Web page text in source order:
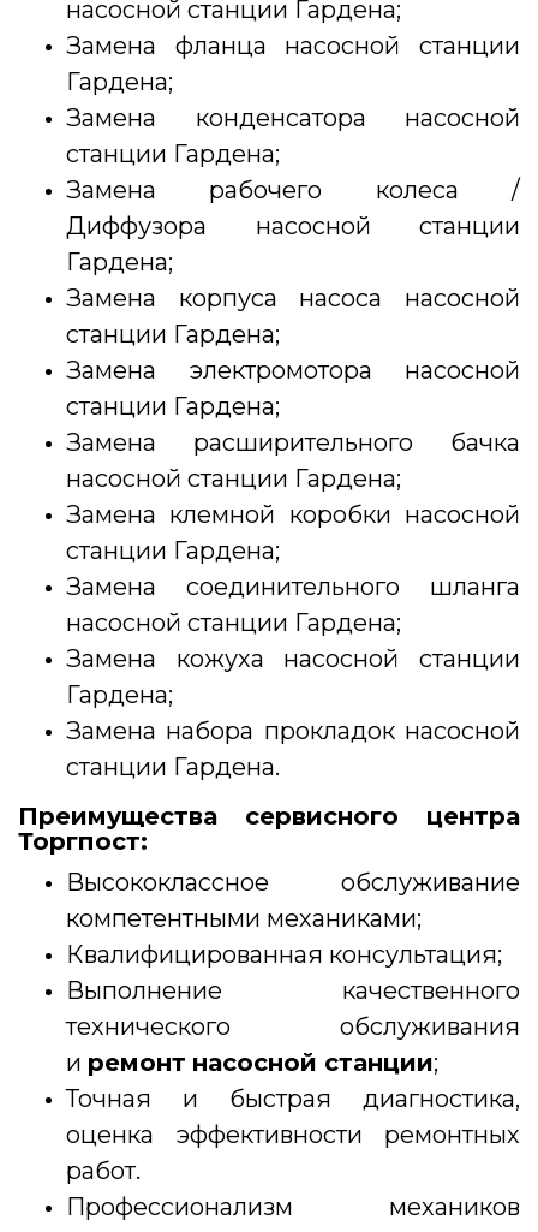
насосной станции Гардена;
Замена фланца насосной станции
Гардена;
Замена конденсатора насосной
станции Гардена;
Замена рабочего колеса /
Диффузора насосной станции
Гардена;
Замена корпуса насоса насосной
станции Гардена;
Замена электромотора насосной
станции Гардена;
Замена расширительного бачка
насосной станции Гардена;
Замена клемной коробки насосной
станции Гардена;
Замена соединительного шланга
насосной станции Гардена;
Замена кожуха насосной станции
Гардена;
Замена набора прокладок насосной
станции Гардена.
Преимущества сервисного центра
Торгпост:
Высококлассное обслуживание
компетентными механиками;
Квалифицированная консультация;
Выполнение качественного
технического обслуживания
и ремонт насосной станции;
Точная и быстрая диагностика,
оценка эффективности ремонтных
работ.
Профессионализм механиков